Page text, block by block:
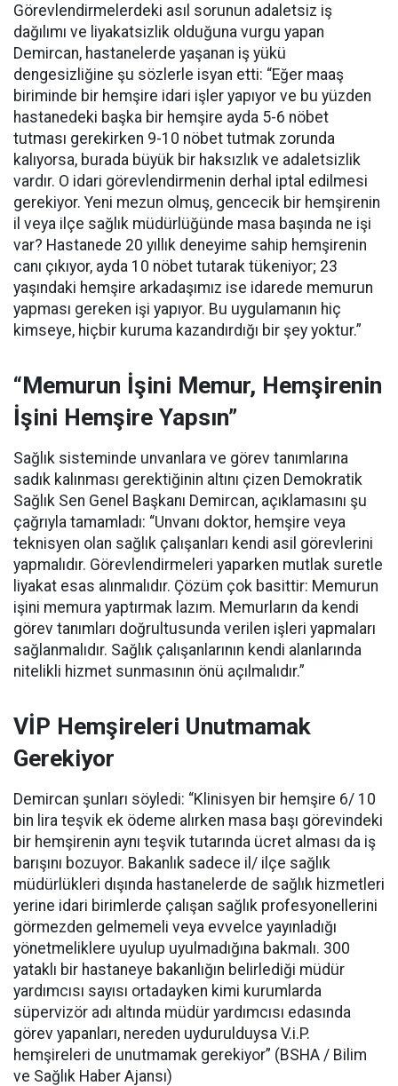
Görevlendirmelerdeki asıl sorunun adaletsiz iş
dağılımı ve liyakatsizlik olduğuna vurgu yapan
Demircan, hastanelerde yaşanan iş yükü
dengesizliğine şu sözlerle isyan etti: “Eğer maaş
biriminde bir hemşire idari işler yapıyor ve bu yüzden
hastanedeki başka bir hemşire ayda 5-6 nöbet
tutması gerekirken 9-10 nöbet tutmak zorunda
kalıyorsa, burada büyük bir haksızlık ve adaletsizlik
vardır. O idari görevlendirmenin derhal iptal edilmesi
gerekiyor. Yeni mezun olmuş, gencecik bir hemşirenin
il veya ilçe sağlık müdürlüğünde masa başında ne işi
var? Hastanede 20 yıllık deneyime sahip hemşirenin
canı çıkıyor, ayda 10 nöbet tutarak tükeniyor; 23
yaşındaki hemşire arkadaşımız ise idarede memurun
yapması gereken işi yapıyor. Bu uygulamanın hiç
kimseye, hiçbir kuruma kazandırdığı bir şey yoktur.”
“Memurun İşini Memur, Hemşirenin
İşini Hemşire Yapsın”
Sağlık sisteminde unvanlara ve görev tanımlarına
sadık kalınması gerektiğinin altını çizen Demokratik
Sağlık Sen Genel Başkanı Demircan, açıklamasını şu
çağrıyla tamamladı: “Unvanı doktor, hemşire veya
teknisyen olan sağlık çalışanları kendi asil görevlerini
yapmalıdır. Görevlendirmeleri yaparken mutlak suretle
liyakat esas alınmalıdır. Çözüm çok basittir: Memurun
işini memura yaptırmak lazım. Memurların da kendi
görev tanımları doğrultusunda verilen işleri yapmaları
sağlanmalıdır. Sağlık çalışanlarının kendi alanlarında
nitelikli hizmet sunmasının önü açılmalıdır.”
VİP Hemşireleri Unutmamak
Gerekiyor
Demircan şunları söyledi: “Klinisyen bir hemşire 6/ 10
bin lira teşvik ek ödeme alırken masa başı görevindeki
bir hemşirenin aynı teşvik tutarında ücret alması da iş
barışını bozuyor. Bakanlık sadece il/ ilçe sağlık
müdürlükleri dışında hastanelerde de sağlık hizmetleri
yerine idari birimlerde çalışan sağlık profesyonellerini
görmezden gelmemeli veya evvelce yayınladığı
yönetmeliklere uyulup uyulmadığına bakmalı. 300
yataklı bir hastaneye bakanlığın belirlediği müdür
yardımcısı sayısı ortadayken kimi kurumlarda
süpervizör adı altında müdür yardımcısı edasında
görev yapanları, nereden uydurulduysa V.i.P.
hemşireleri de unutmamak gerekiyor” (BSHA / Bilim
ve Sağlık Haber Ajansı)